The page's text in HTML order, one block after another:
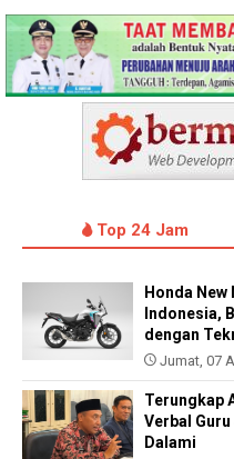
Top 24 Jam
Honda
Indonesia,
dengan
Jumat, 07
Terungkap
Verbal
Dalami